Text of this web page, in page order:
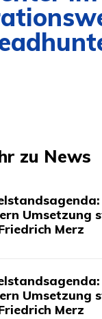
zu News
Umsetzung
Merz
Umsetzung
Merz